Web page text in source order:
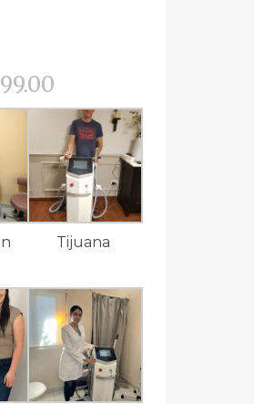
Tijuana